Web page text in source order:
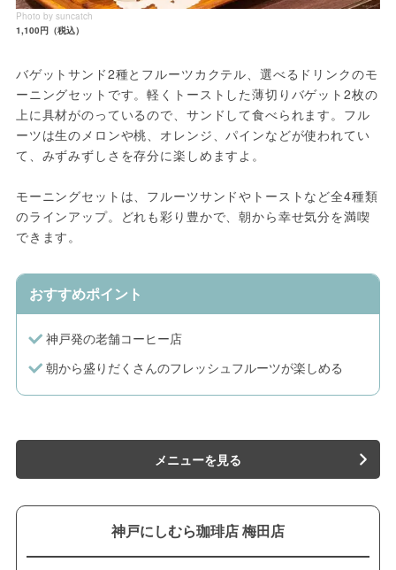
Photo by suncatch
1,100円（税込）
バゲットサンド2種とフルーツカクテル、選べるドリンクのモ
ーニングセットです。軽くトーストした薄切りバゲット2枚の
上に具材がのっているので、サンドして食べられます。フル
ーツは生のメロンや桃、オレンジ、パインなどが使われてい
て、みずみずしさを存分に楽しめますよ。
モーニングセットは、フルーツサンドやトーストなど全4種類
のラインアップ。どれも彩り豊かで、朝から幸せ気分を満喫
できます。
おすすめポイント
神戸発の老舗コーヒー店
朝から盛りだくさんのフレッシュフルーツが楽しめる
メニューを見る
神戸にしむら珈琲店 梅田店